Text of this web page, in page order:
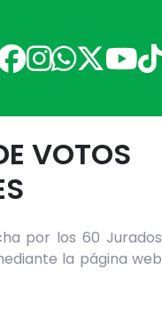
VOTOS
por los 60 Jurados
la página web